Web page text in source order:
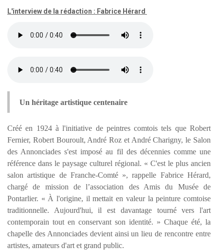
L'interview de la rédaction : Fabrice Hérard
Un héritage artistique centenaire
Créé en 1924 à l'initiative de peintres comtois tels que Robert
Fernier, Robert Bouroult, André Roz et André Charigny, le Salon
des Annonciades s'est imposé au fil des décennies comme une
référence dans le paysage culturel régional. « C'est le plus ancien
salon artistique de Franche-Comté », rappelle Fabrice Hérard,
chargé de mission de l’association des Amis du Musée de
Pontarlier. « À l'origine, il mettait en valeur la peinture comtoise
traditionnelle. Aujourd'hui, il est davantage tourné vers l'art
contemporain tout en conservant son identité. » Chaque été, la
chapelle des Annonciades devient ainsi un lieu de rencontre entre
artistes, amateurs d'art et grand public.